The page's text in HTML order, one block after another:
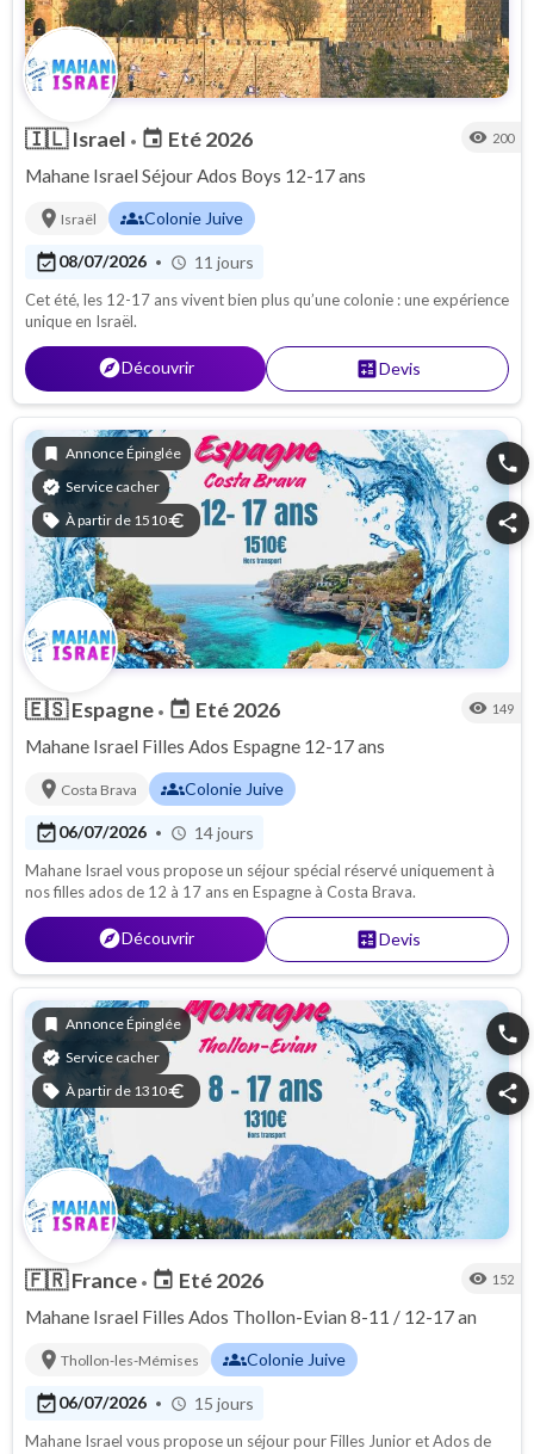
🇮🇱Israel • event Eté 2026 visibility 200
Mahane Israel Séjour Ados Boys 12-17 ans
location_on Israël groupsColonie Juive
event_available08/07/2026 • schedule 11 jours
Cet été, les 12-17 ans vivent bien plus qu’une colonie : une expérience
unique en Israël.
exploreDécouvrir calculateDevis
bookmark Annonce Épinglée
verified Service cacher
sell À partir de 1510euro
phone
share
🇪🇸Espagne • event Eté 2026 visibility 149
Mahane Israel Filles Ados Espagne 12-17 ans
location_on Costa Brava groupsColonie Juive
event_available06/07/2026 • schedule 14 jours
Mahane Israel vous propose un séjour spécial réservé uniquement à
nos filles ados de 12 à 17 ans en Espagne à Costa Brava.
exploreDécouvrir calculateDevis
bookmark Annonce Épinglée
verified Service cacher
sell À partir de 1310euro
phone
share
🇫🇷France • event Eté 2026 visibility 152
Mahane Israel Filles Ados Thollon-Evian 8-11 / 12-17 an
location_on Thollon-les-Mémises groupsColonie Juive
event_available06/07/2026 • schedule 15 jours
Mahane Israel vous propose un séjour pour Filles Junior et Ados de